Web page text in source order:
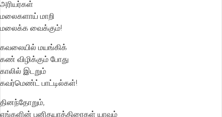
அரியர்கள்
மலைகளாய் மாறி
மலைக்க வைக்கும்!
கவலையில் மயங்கிக்
கண் விழிக்கும் போது
காலில் இடறும்
கவர்மெண்ட் பாட்டில்கள்!
தினந்தோறும்,
எங்களின் புனிதயாத்திரைகள் யாவும்